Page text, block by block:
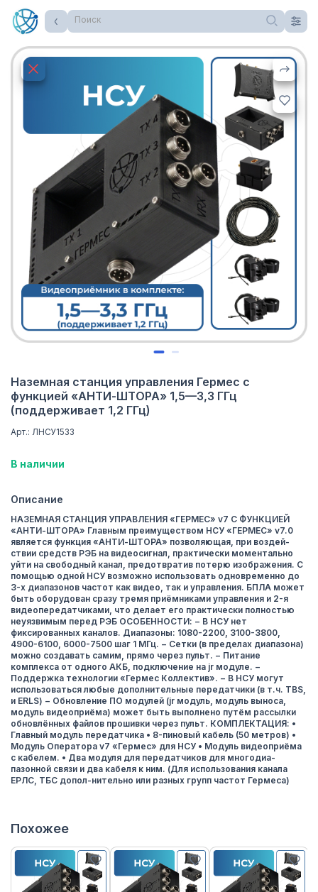
Поиск
Наземная станция управления Гермес с
функцией «АНТИ-ШТОРА» 1,5—3,3 ГГц
(поддерживает 1,2 ГГц)
Арт.: ЛНСУ1533
В наличии
Описание
НАЗЕМНАЯ СТАНЦИЯ УПРАВЛЕНИЯ «ГЕРМЕС» v7 С ФУНКЦИЕЙ
«АНТИ-ШТОРА» Главным преимуществом НСУ «ГЕРМЕС» v7.0
является функция «АНТИ-ШТОРА» позволяющая, при воздей-
ствии средств РЭБ на видеосигнал, практически моментально
уйти на свободный канал, предотвратив потерю изображения. С
помощью одной НСУ возможно использовать одновременно до
3-х диапазонов частот как видео, так и управления. БПЛА может
быть оборудован сразу тремя приёмниками управления и 2-я
видеопередатчиками, что делает его практически полностью
неуязвимым перед РЭБ ОСОБЕННОСТИ: − В НСУ нет
фиксированных каналов. Диапазоны: 1080-2200, 3100-3800,
4900-6100, 6000-7500 шаг 1 МГц. − Сетки (в пределах диапазона)
можно создавать самим, прямо через пульт. − Питание
комплекса от одного АКБ, подключение на jr модуле. −
Поддержка технологии «Гермес Коллектив». − В НСУ могут
использоваться любые дополнительные передатчики (в т.ч. TBS,
и ERLS) − Обновление ПО модулей (jr модуль, модуль выноса,
модуль видеоприёма) может быть выполнено путём рассылки
обновлённых файлов прошивки через пульт. КОМПЛЕКТАЦИЯ: •
Главный модуль передатчика • 8-пиновый кабель (50 метров) •
Модуль Оператора v7 «Гермес» для НСУ • Модуль видеоприёма
с кабелем. • Два модуля для передатчиков для многодиа-
пазонной связи и два кабеля к ним. (Для использования канала
ЕРЛС, ТБС допол-нительно или разных групп частот Гермеса)
Похожее